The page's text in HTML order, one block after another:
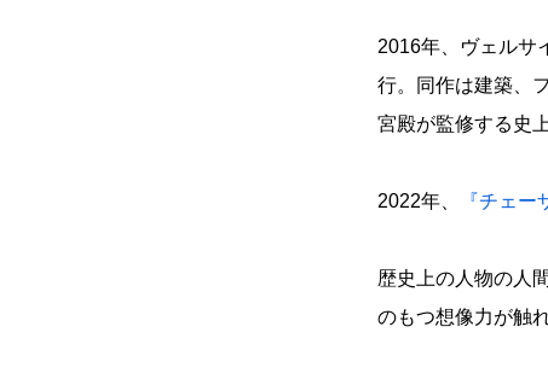
2016年、ヴェルサ
行。同作は建築、
宮殿が監修する史
2022年、 『チェー
歴史上の人物の人
のもつ想像力が触